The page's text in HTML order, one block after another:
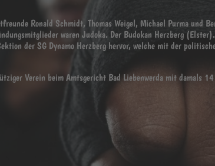
Ronald Schmidt, Thomas Weigel, Michael Purma und
waren Judoka. Der Budokan Herzberg
der SG Dynamo Herzberg hervor, welche mit der
Verein beim Amtsgericht Bad Liebenwerda mit damals